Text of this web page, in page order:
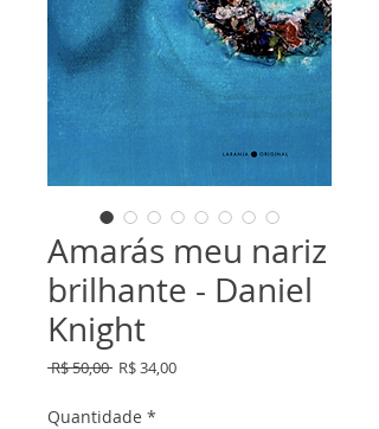
Amarás meu nariz
brilhante - Daniel
Knight
R$ 50,00 Preço
R$ 34,00Preço
Quantidade *